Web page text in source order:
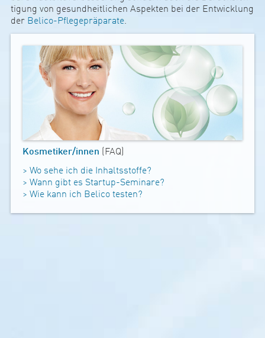
ti­gung von gesund­heit­li­chen Aspekten bei der Ent­wick­lung
der Belico-Pfle­ge­präpa­rate.
Kos­­me­­tiker/innen (FAQ)
> Wo sehe ich die Inhalts­­stoffe?
> Wann gibt es Startup-Semi­­nare?
> Wie kann ich Belico testen?